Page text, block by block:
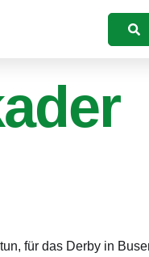
für das Derby in